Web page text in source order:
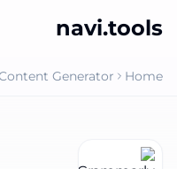
navi.tools
Home
Generator